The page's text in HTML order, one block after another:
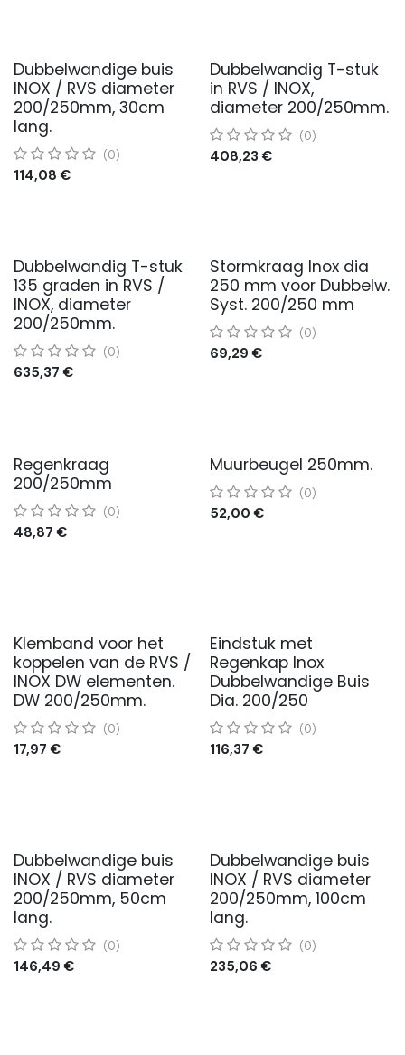
Dubbelwandige buis
INOX / RVS diameter
200/250mm, 30cm
lang.
(0)
114,08 €
Dubbelwandig T-stuk
in RVS / INOX,
diameter 200/250mm.
(0)
408,23 €
Dubbelwandig T-stuk
135 graden in RVS /
INOX, diameter
200/250mm.
(0)
635,37 €
Stormkraag Inox dia
250 mm voor Dubbelw.
Syst. 200/250 mm
(0)
69,29 €
Regenkraag
200/250mm
(0)
48,87 €
Muurbeugel 250mm.
(0)
52,00 €
Klemband voor het
koppelen van de RVS /
INOX DW elementen.
DW 200/250mm.
(0)
17,97 €
Eindstuk met
Regenkap Inox
Dubbelwandige Buis
Dia. 200/250
(0)
116,37 €
Dubbelwandige buis
INOX / RVS diameter
200/250mm, 50cm
lang.
(0)
146,49 €
Dubbelwandige buis
INOX / RVS diameter
200/250mm, 100cm
lang.
(0)
235,06 €